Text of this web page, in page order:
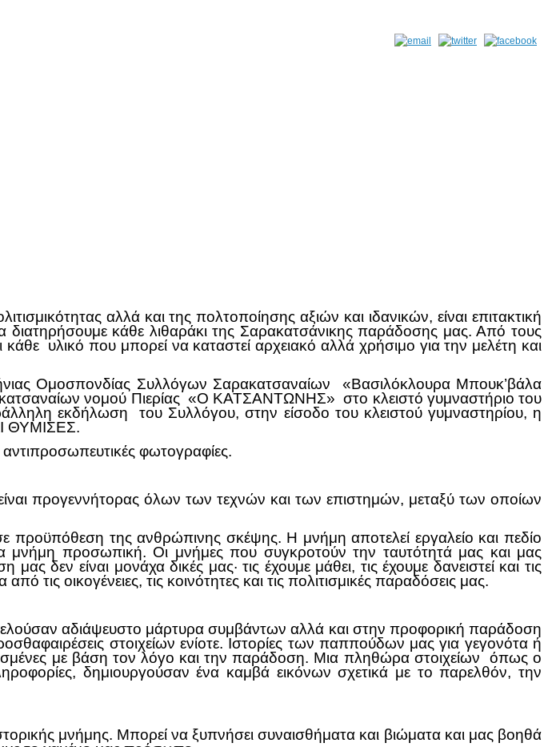
αλλά και της πολτοποίησης αξιών και ιδανικών, είναι επιτακτική
κάθε λιθαράκι της Σαρακατσάνικης παράδοσης μας. Από τους
κάθε υλικό που μπορεί να καταστεί αρχειακό αλλά χρήσιμο για την μελέτη και
Ομοσπονδίας Συλλόγων Σαρακατσαναίων «Βασιλόκλουρα Μπουκ’βάλα
νομού Πιερίας «Ο ΚΑΤΣΑΝΤΩΝΗΣ» στο κλειστό γυμναστήριο του
εκδήλωση του Συλλόγου, στην είσοδο του κλειστού γυμναστηρίου, η
ΘΥΜΙΣΕΣ.
αντιπροσωπευτικές φωτογραφίες.
προγεννήτορας όλων των τεχνών και των επιστημών, μεταξύ των οποίων
προϋπόθεση της ανθρώπινης σκέψης. Η μνήμη αποτελεί εργαλείο και πεδίο
μνήμη προσωπική. Οι μνήμες που συγκροτούν την ταυτότητά μας και μας
δεν είναι μονάχα δικές μας· τις έχουμε μάθει, τις έχουμε δανειστεί και τις
τις οικογένειες, τις κοινότητες και τις πολιτισμικές παραδόσεις μας.
αδιάψευστο μάρτυρα συμβάντων αλλά και στην προφορική παράδοση
στοιχείων ενίοτε. Ιστορίες των παππούδων μας για γεγονότα ή
με βάση τον λόγο και την παράδοση. Μια πληθώρα στοιχείων όπως ο
δημιουργούσαν ένα καμβά εικόνων σχετικά με το παρελθόν, την
μνήμης. Μπορεί να ξυπνήσει συναισθήματα και βιώματα και μας βοηθά